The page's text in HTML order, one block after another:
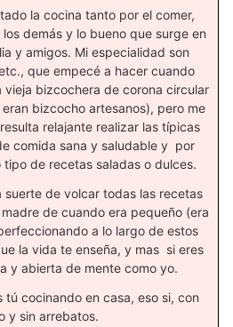
la cocina tanto por el comer,
demás y lo bueno que surge en
y amigos. Mi especialidad son
que empecé a hacer cuando
vieja bizcochera de corona circular
bizcocho artesanos), pero me
relajante realizar las típicas
comida sana y saludable y por
de recetas saladas o dulces.
suerte de volcar todas las recetas
de cuando era pequeño (era
a lo largo de estos
la vida te enseña, y mas si eres
y abierta de mente como yo.
tú cocinando en casa, eso si, con
y sin arrebatos.